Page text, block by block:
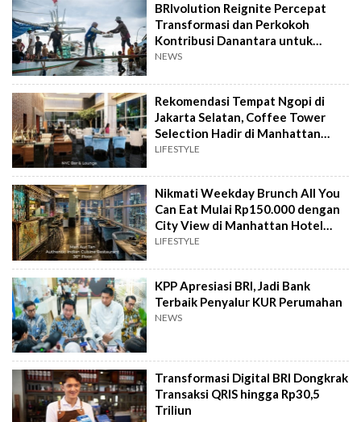
BRIvolution Reignite Percepat
Transformasi dan Perkokoh
Kontribusi Danantara untuk
Ekonomi Nasional
NEWS
Rekomendasi Tempat Ngopi di
Jakarta Selatan, Coffee Tower
Selection Hadir di Manhattan
Hotel Jakarta
LIFESTYLE
Nikmati Weekday Brunch All You
Can Eat Mulai Rp150.000 dengan
City View di Manhattan Hotel
Jakarta
LIFESTYLE
KPP Apresiasi BRI, Jadi Bank
Terbaik Penyalur KUR Perumahan
NEWS
Transformasi Digital BRI Dongkrak
Transaksi QRIS hingga Rp30,5
Triliun